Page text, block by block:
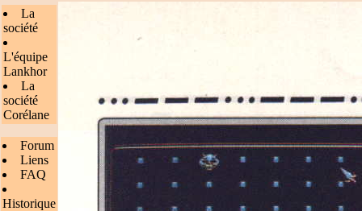
La
société
L'équipe
Lankhor
La
société
Corélane
Forum
Liens
FAQ
Historique